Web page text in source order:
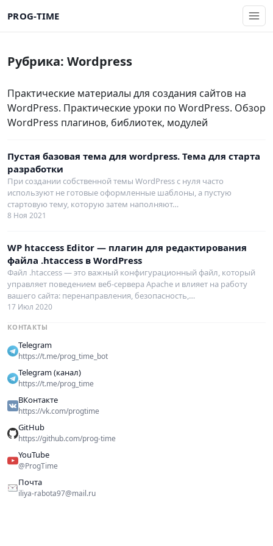
PROG-TIME
Рубрика: Wordpress
Практические материалы для создания сайтов на
WordPress. Практические уроки по WordPress. Обзор
WordPress плагинов, библиотек, модулей
Пустая базовая тема для wordpress. Тема для старта
разработки
При создании собственной темы WordPress с нуля часто
используют не готовые оформленные шаблоны, а пустую
стартовую тему, которую затем наполняют…
8 Ноя 2021
WP htaccess Editor — плагин для редактирования
файла .htaccess в WordPress
Файл .htaccess — это важный конфигурационный файл, который
управляет поведением веб‑сервера Apache и влияет на работу
вашего сайта: перенаправления, безопасность,…
17 Июл 2020
КОНТАКТЫ
Telegram
https://t.me/prog_time_bot
Telegram (канал)
https://t.me/prog_time
ВКонтакте
https://vk.com/progtime
GitHub
https://github.com/prog-time
YouTube
@ProgTime
Почта
iliya-rabota97@mail.ru